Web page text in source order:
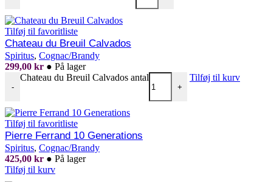
Tilføj til favoritliste
Chateau du Breuil Calvados
Spiritus, Cognac/Brandy
299,00 kr ● På lager
-
Chateau du Breuil Calvados antal
+
Tilføj til kurv
Tilføj til favoritliste
Pierre Ferrand 10 Generations
Spiritus, Cognac/Brandy
425,00 kr ● På lager
Tilføj til kurv